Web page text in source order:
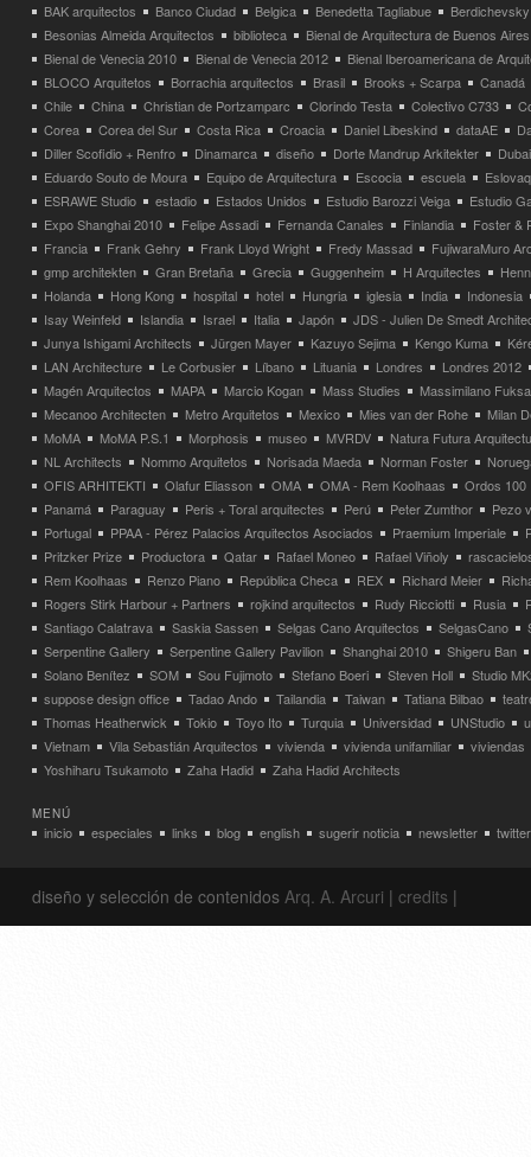
BAK arquitectos
Banco Ciudad Belgica Benedetta Tagliabue
Besonias Almeida Arquitectos
biblioteca
Bienal de Arquitectura de Buenos Aires
Bienal de Venecia 2010
Bienal de Venecia 2012
Bienal Iberoamericana de
BLOCO Arquitetos
Borrachia arquitectos Brasil Brooks + Scarpa
Canadá
Chile
China Christian de Portzamparc Clorindo Testa Colectivo C733
Corea
Corea del Sur Costa Rica Croacia Daniel Libeskind dataAE
Diller Scofidio + Renfro
Dinamarca diseño Dorte Mandrup Arkitekter
Dubai
Eduardo Souto de Moura
Equipo de Arquitectura Escocia escuela
ESRAWE Studio
estadio Estados Unidos Estudio Barozzi Veiga
Estudio
Expo Shanghai 2010
Felipe Assadi Fernanda Canales Finlandia
Foster &
Francia
Frank Gehry Frank Lloyd Wright Fredy Massad
FujiwaraMuro
gmp architekten
Gran Bretaña Grecia Guggenheim H Arquitectes
Holanda
Hong Kong hospital hotel Hungria iglesia India
Indonesia
Isay Weinfeld
Islandia Israel Italia Japón
JDS - Julien De Smedt
Junya Ishigami Architects
Jürgen Mayer Kazuyo Sejima Kengo Kuma
LAN Architecture
Le Corbusier Líbano Lituania Londres
Londres 2012
Magén Arquitectos
MAPA Marcio Kogan Mass Studies
Massimilano
Mecanoo Architecten
Metro Arquitetos Mexico Mies van der Rohe
Milan
MoMA
MoMA P.S.1 Morphosis museo MVRDV
Natura Futura
NL Architects
Nommo Arquitetos Norisada Maeda Norman Foster
OFIS ARHITEKTI
Olafur Eliasson OMA OMA - Rem Koolhaas
Ordos 100
Panamá
Paraguay Peris + Toral arquitectes Perú Peter Zumthor
Pezo
Portugal
PPAA - Pérez Palacios Arquitectos Asociados Praemium Imperiale
Pritzker Prize
Productora Qatar Rafael Moneo Rafael Viñoly
Rem Koolhaas
Renzo Piano República Checa REX Richard Meier
Rogers Stirk Harbour + Partners
rojkind arquitectos Rudy Ricciotti Rusia
Santiago Calatrava
Saskia Sassen Selgas Cano Arquitectos SelgasCano
Serpentine Gallery
Serpentine Gallery Pavilion Shanghai 2010
Shigeru Ban
Solano Benítez
SOM Sou Fujimoto Stefano Boeri Steven Holl
Studio
suppose design office
Tadao Ando Tailandia Taiwan Tatiana Bilbao
Thomas Heatherwick
Tokio Toyo Ito Turquia Universidad UNStudio
Vietnam
Vila Sebastián Arquitectos vivienda vivienda unifamiliar
viviendas
Yoshiharu Tsukamoto
Zaha Hadid Zaha Hadid Architects
MENÚ
inicio especiales links blog english sugerir noticia newsletter twitter
diseño y selección de contenidos Arq. A. Arcuri | credits |